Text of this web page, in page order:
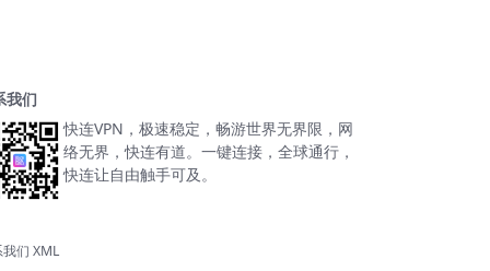
我们
快连VPN，极速稳定，畅游世界无界限，网
络无界，快连有道。一键连接，全球通行，
快连让自由触手可及。
们 XML